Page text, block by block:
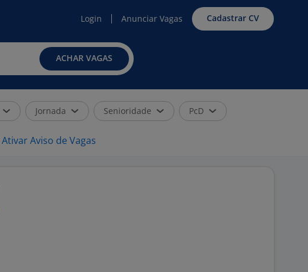
Login Anunciar Vagas Cadastrar CV
ACHAR VAGAS
Jornada Senioridade PcD
Ativar Aviso de Vagas